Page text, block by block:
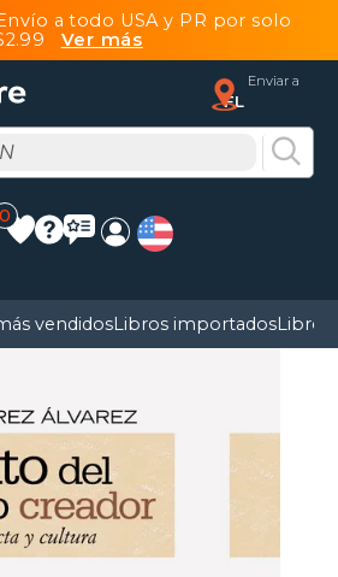
a todo USA y PR por solo
Ver más
Enviar a
FL
0
vendidosLibros importadosLibros